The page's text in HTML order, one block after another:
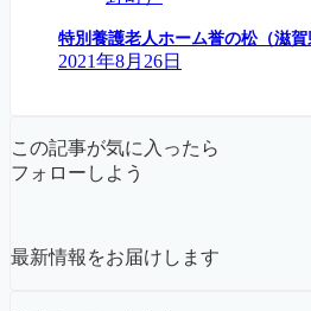
特別養護老人ホーム誉の松（滋賀
2021年8月26日
この記事が気に入ったら
フォローしよう
最新情報をお届けします